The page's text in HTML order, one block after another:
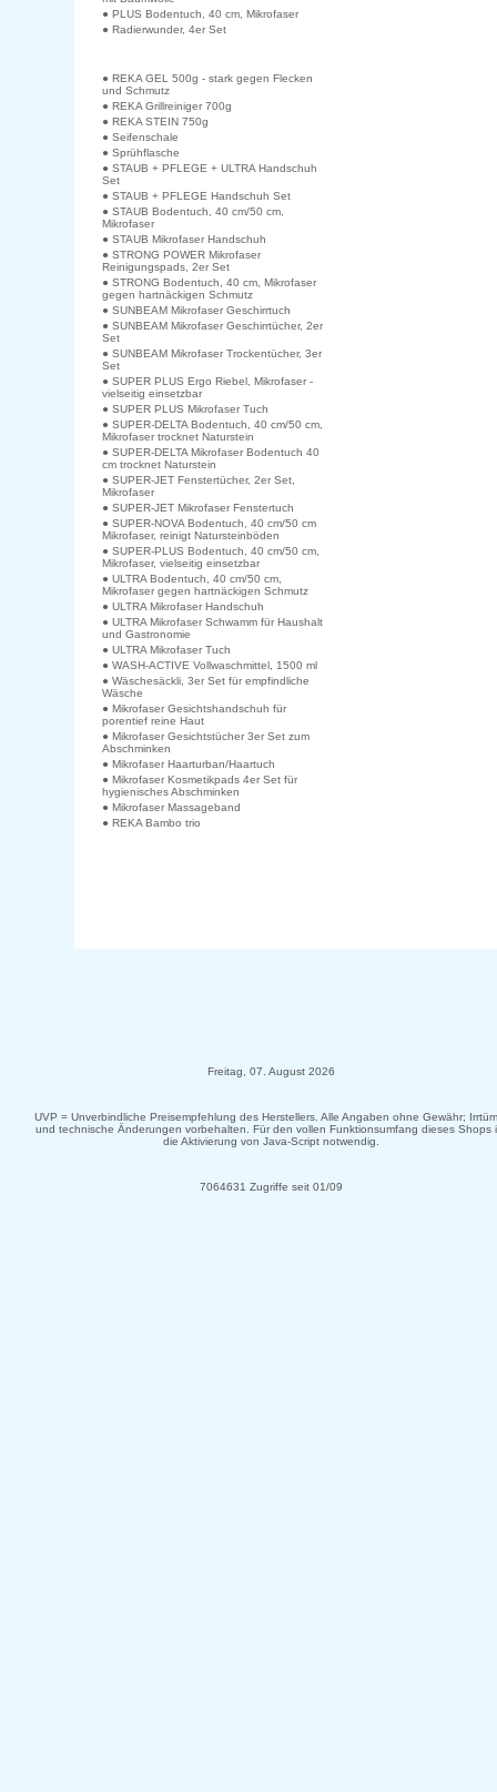
● PLUS Bodentuch, 40 cm, Mikrofaser
● Radierwunder, 4er Set
● REKA GEL 500g - stark gegen Flecken
und Schmutz
● REKA Grillreiniger 700g
● REKA STEIN 750g
● Seifenschale
● Sprühflasche
● STAUB + PFLEGE + ULTRA Handschuh
Set
● STAUB + PFLEGE Handschuh Set
● STAUB Bodentuch, 40 cm/50 cm,
Mikrofaser
● STAUB Mikrofaser Handschuh
● STRONG POWER Mikrofaser
Reinigungspads, 2er Set
● STRONG Bodentuch, 40 cm, Mikrofaser
gegen hartnäckigen Schmutz
● SUNBEAM Mikrofaser Geschirrtuch
● SUNBEAM Mikrofaser Geschirrtücher, 2er
Set
● SUNBEAM Mikrofaser Trockentücher, 3er
Set
● SUPER PLUS Ergo Riebel, Mikrofaser -
vielseitig einsetzbar
● SUPER PLUS Mikrofaser Tuch
● SUPER-DELTA Bodentuch, 40 cm/50 cm,
Mikrofaser trocknet Naturstein
● SUPER-DELTA Mikrofaser Bodentuch 40
cm trocknet Naturstein
● SUPER-JET Fenstertücher, 2er Set,
Mikrofaser
● SUPER-JET Mikrofaser Fenstertuch
● SUPER-NOVA Bodentuch, 40 cm/50 cm
Mikrofaser, reinigt Natursteinböden
● SUPER-PLUS Bodentuch, 40 cm/50 cm,
Mikrofaser, vielseitig einsetzbar
● ULTRA Bodentuch, 40 cm/50 cm,
Mikrofaser gegen hartnäckigen Schmutz
● ULTRA Mikrofaser Handschuh
● ULTRA Mikrofaser Schwamm für Haushalt
und Gastronomie
● ULTRA Mikrofaser Tuch
● WASH-ACTIVE Vollwaschmittel, 1500 ml
● Wäschesäckli, 3er Set für empfindliche
Wäsche
● Mikrofaser Gesichtshandschuh für
porentief reine Haut
● Mikrofaser Gesichtstücher 3er Set zum
Abschminken
● Mikrofaser Haarturban/Haartuch
● Mikrofaser Kosmetikpads 4er Set für
hygienisches Abschminken
● Mikrofaser Massageband
● REKA Bambo trio
Freitag, 07. August 2026
UVP = Unverbindliche Preisempfehlung des Herstellers. Alle Angaben ohne Gewähr;
und technische Änderungen vorbehalten. Für den vollen Funktionsumfang dieses Shops
die Aktivierung von Java-Script notwendig.
7064631 Zugriffe seit 01/09